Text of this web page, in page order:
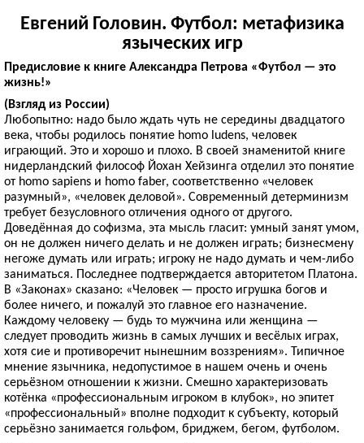
Евгений Головин. Футбол: метафизика
языческих игр
Предисловие к книге Александра Петрова «Футбол — это
жизнь!»
(Взгляд из России)
Любопытно: надо было ждать чуть не середины двадцатого
века, чтобы родилось понятие homo ludens, человек
играющий. Это и хорошо и плохо. В своей знаменитой книге
нидерландский философ Йохан Хейзинга отделил это понятие
от homo sapiens и homo faber, соответственно «человек
разумный», «человек деловой». Современный детерминизм
требует безусловного отличения одного от другого.
Доведённая до софизма, эта мысль гласит: умный занят умом,
он не должен ничего делать и не должен играть; бизнесмену
негоже думать или играть; игроку не надо думать и чем-либо
заниматься. Последнее подтверждается авторитетом Платона.
В «Законах» сказано: «Человек — просто игрушка богов и
более ничего, и пожалуй это главное его назначение.
Каждому человеку — будь то мужчина или женщина —
следует проводить жизнь в самых лучших и весёлых играх,
хотя сие и противоречит нынешним воззрениям». Типичное
мнение язычника, недопустимое в нашем очень и очень
серьёзном отношении к жизни. Смешно характеризовать
котёнка «профессиональным игроком в клубок», но эпитет
«профессиональный» вполне подходит к субъекту, который
серьёзно занимается гольфом, бриджем, бегом, футболом.